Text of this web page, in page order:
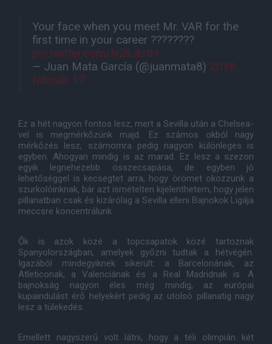
Your face when you meet Mr. VAR for the
first time in your career ????????
pic.twitter.com/Iv2ilJkrtH
— Juan Mata García (@juanmata8) 2018.
február 17.
Ez a hét nagyon fontos lesz, mert a Sevilla után a Chelsea-
vel is megmérkőzünk majd. Ez számos okból nagy
mérkőzés lesz, számomra pedig nagyon különleges is
egyben. Ahogyan mindig is az marad. Ez lesz a szezon
egyik legnehezebb összecsapása, de egyben jó
lehetőséggel is kecsegtet arra, hogy örömet okozzunk a
szurkolóinknak, bár azt ismételten kijelenthetem, hogy jelen
pillanatban csak és kizárólag a Sevilla elleni Bajnokok Ligája
meccsre koncentrálunk.
Ők is azok közé a topcsapatok közé tartoznak
Spanyolországban, amelyek győzni tudtak a hétvégén.
Igazából mindegyiknek sikerült: a Barcelonának, az
Atleticonak, a Valenciának és a Real Madridnak is. A
bajnokság nagyon éles még mindig, az európai
kupaindulást érő helyekért pedig az utolsó pillanatig nagy
lesz a tülekedés.
Emellett nagyszerű volt látni, hogy a téli olimpián két